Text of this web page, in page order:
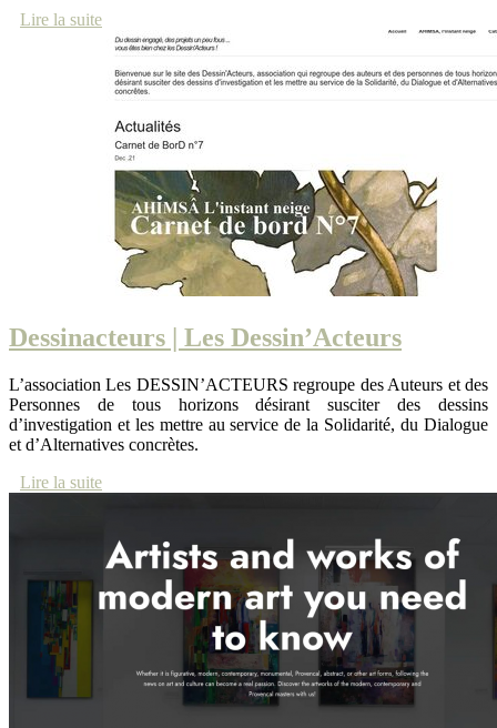
Lire la suite
Des­si­nacteurs | Les Dessin’Acteurs
L’association Les DESSIN’ACTEURS regroupe des Auteurs et des
Personnes de tous horizons désirant susciter des dessins
d’investigation et les mettre au service de la Solidarité, du Dialogue
et d’Alternatives concrètes.
Lire la suite